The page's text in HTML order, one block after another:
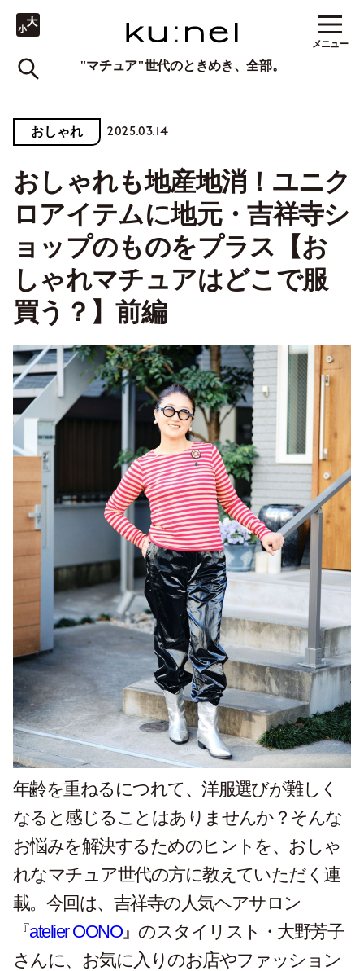
"マチュア"世代のときめき、全部。
メニュー
おしゃれ 2025.03.14
おしゃれも地産地消！ユニク
ロアイテムに地元・吉祥寺シ
ョップのものをプラス【お
しゃれマチュアはどこで服
買う？】前編
年齢を重ねるにつれて、洋服選びが難しく
なると感じることはありませんか？そんな
お悩みを解決するためのヒントを、おしゃ
れなマチュア世代の方に教えていただく連
載。今回は、吉祥寺の人気ヘアサロン
『atelier OONO』のスタイリスト・大野芳子
さんに、お気に入りのお店やファッション